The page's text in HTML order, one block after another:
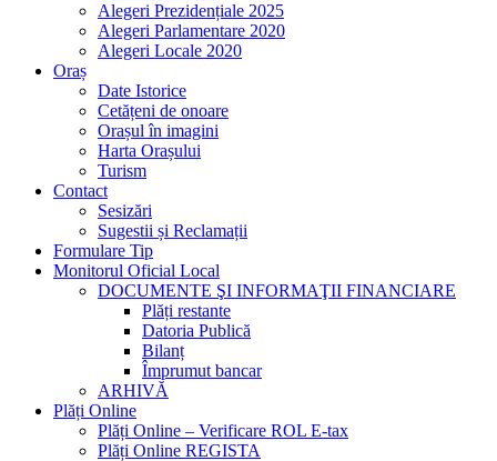
Alegeri Prezidențiale 2025
Alegeri Parlamentare 2020
Alegeri Locale 2020
Oraș
Date Istorice
Cetățeni de onoare
Orașul în imagini
Harta Orașului
Turism
Contact
Sesizări
Sugestii și Reclamații
Formulare Tip
Monitorul Oficial Local
DOCUMENTE ŞI INFORMAŢII FINANCIARE
Plăți restante
Datoria Publică
Bilanț
Împrumut bancar
ARHIVĂ
Plăți Online
Plăți Online – Verificare ROL E-tax
Plăți Online REGISTA